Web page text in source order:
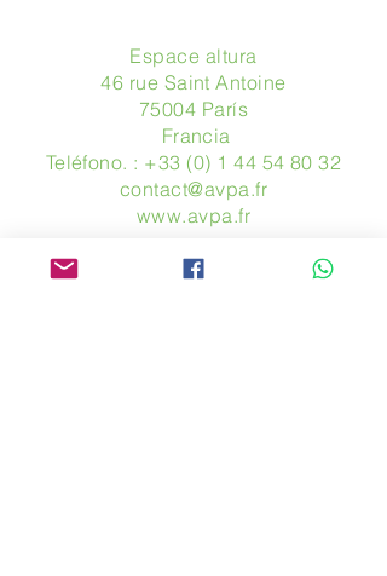
Espace altura
46 rue Saint Antoine
75004 París
​ Francia
Teléfono. : +33 (0) 1 44 54 80 32
contact@avpa.fr
www.avpa.fr